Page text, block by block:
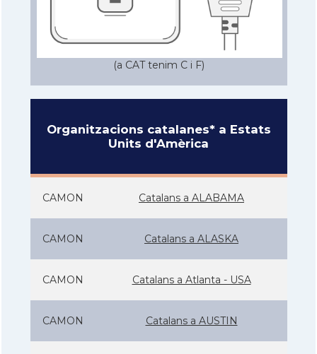
(a CAT tenim C i F)
Organitzacions catalanes* a Estats
Units d'Amèrica
CAMON Catalans a ALABAMA
CAMON Catalans a ALASKA
CAMON Catalans a Atlanta - USA
CAMON Catalans a AUSTIN